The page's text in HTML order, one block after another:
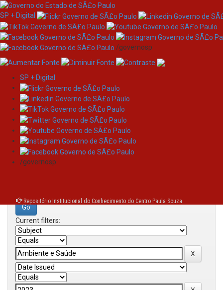
Skip
navigation
SP + Digital
/governosp
SP + Digital
/governosp
Repositório Institucional do Conhecimento do Centro Paula Souza
Search
Search:
Current filters: